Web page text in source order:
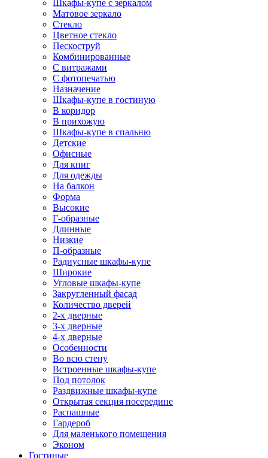
Шкафы-купе с зеркалом
Матовое зеркало
Стекло
Цветное стекло
Пескоструй
Комбинированные
С витражами
С фотопечатью
Назначение
Шкафы-купе в гостиную
В коридор
В прихожую
Шкафы-купе в спальню
Детские
Офисные
Для книг
Для одежды
На балкон
Форма
Высокие
Г-образные
Длинные
Низкие
П-образные
Радиусные шкафы-купе
Широкие
Угловые шкафы-купе
Закругленный фасад
Количество дверей
2-х дверные
3-х дверные
4-х дверные
Особенности
Во всю стену
Встроенные шкафы-купе
Под потолок
Раздвижные шкафы-купе
Открытая секция посередине
Распашные
Гардероб
Для маленького помещения
Эконом
Гостиные